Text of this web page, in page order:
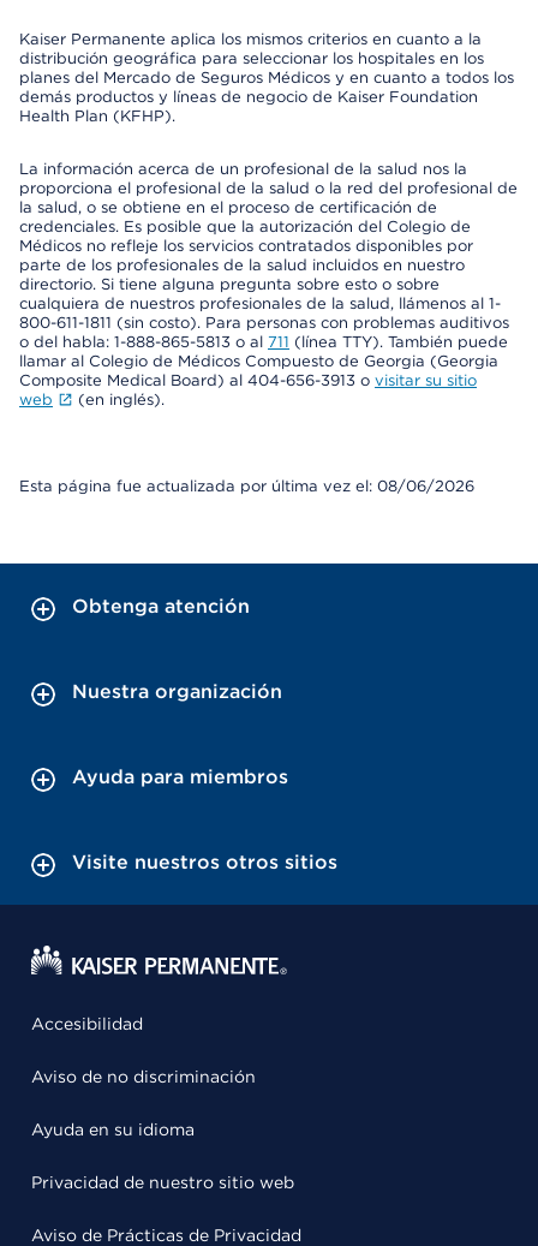
Kaiser Permanente aplica los mismos criterios en cuanto a la
distribución geográfica para seleccionar los hospitales en los
planes del Mercado de Seguros Médicos y en cuanto a todos los
demás productos y líneas de negocio de Kaiser Foundation
Health Plan (KFHP).
La información acerca de un profesional de la salud nos la
proporciona el profesional de la salud o la red del profesional de
la salud, o se obtiene en el proceso de certificación de
credenciales. Es posible que la autorización del Colegio de
Médicos no refleje los servicios contratados disponibles por
parte de los profesionales de la salud incluidos en nuestro
directorio. Si tiene alguna pregunta sobre esto o sobre
cualquiera de nuestros profesionales de la salud, llámenos al 1-
800-611-1811 (sin costo). Para personas con problemas auditivos
o del habla: 1-888-865-5813 o al 711 (línea TTY). También puede
llamar al Colegio de Médicos Compuesto de Georgia (Georgia
Composite Medical Board) al 404-656-3913 o visitar su sitio
web
(en inglés).
Esta página fue actualizada por última vez el: 08/06/2026
Obtenga atención
Nuestra organización
Ayuda para miembros
Visite nuestros otros sitios
Accesibilidad
Aviso de no discriminación
Ayuda en su idioma
Privacidad de nuestro sitio web
Aviso de Prácticas de Privacidad